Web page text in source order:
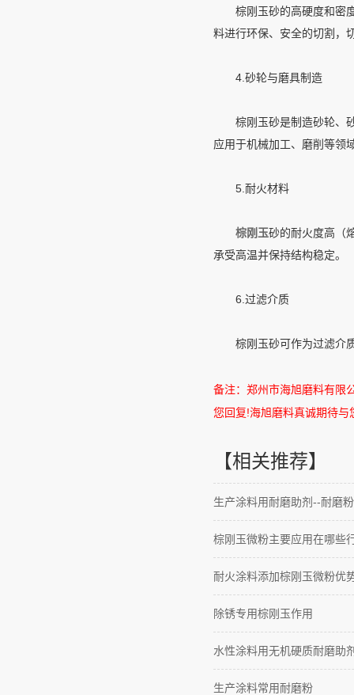
棕刚玉砂的高硬度和密度
料进行环保、安全的切割，
4.砂轮与磨具制造
棕刚玉砂是制造砂轮、砂
应用于机械加工、磨削等领
5.耐火材料
棕刚玉砂的耐火度高（
承受高温并保持结构稳定。
6.过滤介质
棕刚玉砂可作为过滤介质
备注：郑州市海旭磨料有限
您回复!海旭磨料真诚期待与
【相关推荐】
生产涂料用耐磨助剂--耐磨粉
棕刚玉微粉主要应用在哪些
耐火涂料添加棕刚玉微粉优
除锈专用棕刚玉作用
水性涂料用无机硬质耐磨助
生产涂料常用耐磨粉